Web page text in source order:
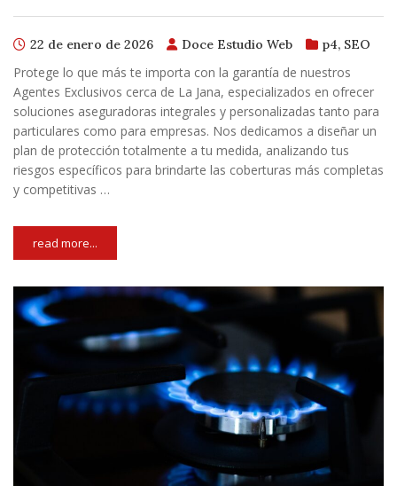
22 de enero de 2026 Doce Estudio Web p4, SEO
Protege lo que más te importa con la garantía de nuestros
Agentes Exclusivos cerca de La Jana, especializados en ofrecer
soluciones aseguradoras integrales y personalizadas tanto para
particulares como para empresas. Nos dedicamos a diseñar un
plan de protección totalmente a tu medida, analizando tus
riesgos específicos para brindarte las coberturas más completas
y competitivas …
read more...